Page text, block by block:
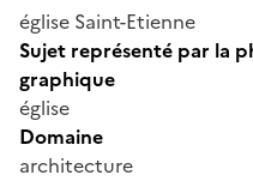
église Saint-Etienne
Sujet représenté par la
graphique
église
Domaine
architecture